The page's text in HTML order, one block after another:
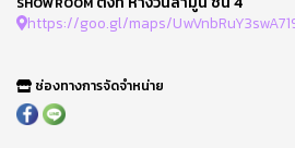
https://goo.gl/maps/
ช่องทางการจัดจำหน่าย